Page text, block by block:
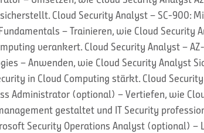
Cloud Security Analyst – SC-900:
– Trainieren, wie Cloud Security
verankert. Cloud Security Analyst –
– Anwenden, wie Cloud Security Analyst
in Cloud Computing stärkt. Cloud
Administrator (optional) – Vertiefen, wie
gestaltet und IT Security
Security Operations Analyst (optional) –